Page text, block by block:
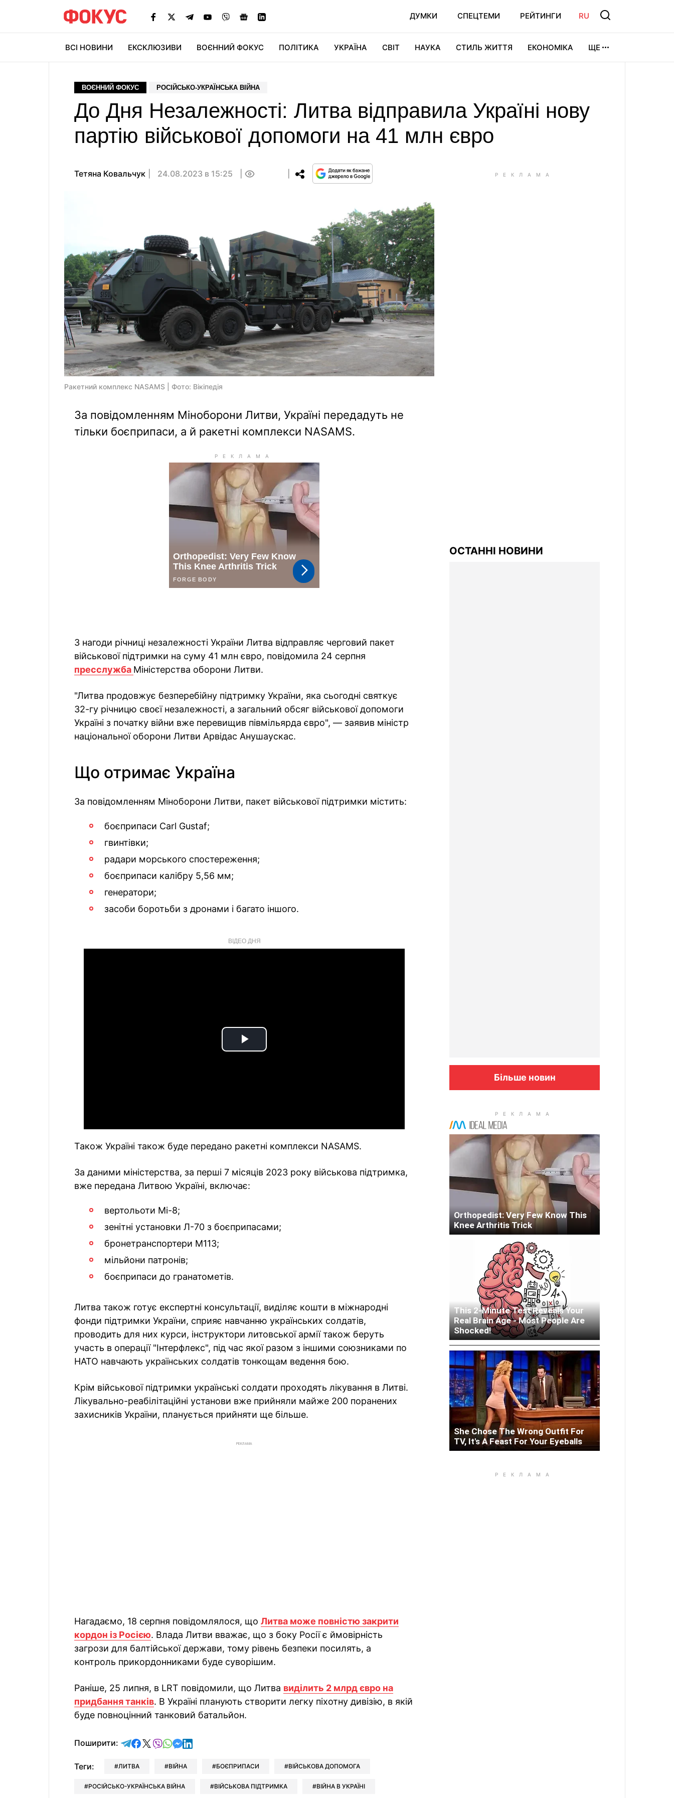
ДУМКИ СПЕЦТЕМИ РЕЙТИНГИ RU
ВСІ НОВИНИ ЕКСКЛЮЗИВИ ВОЄННИЙ ФОКУС ПОЛІТИКА УКРАЇНА СВІТ НАУКА СТИЛЬ ЖИТТЯ ЕКОНОМІКА ЩЕ
ВОЄННИЙ ФОКУС РОСІЙСЬКО-УКРАЇНСЬКА ВІЙНА
До Дня Незалежності: Литва відправила Україні нову
партію військової допомоги на 41 млн євро
Тетяна Ковальчук 24.08.2023 в 15:25
Ракетний комплекс NASAMS | Фото: Вiкiпедiя
За повідомленням Міноборони Литви, Україні передадуть не
тільки боєприпаси, а й ракетні комплекси NASAMS.
З нагоди річниці незалежності України Литва відправляє черговий пакет
військової підтримки на суму 41 млн євро, повідомила 24 серпня
пресслужба Міністерства оборони Литви.
"Литва продовжує безперебійну підтримку України, яка сьогодні святкує
32-гу річницю своєї незалежності, а загальний обсяг військової допомоги
Україні з початку війни вже перевищив півмільярда євро", — заявив міністр
національної оборони Литви Арвідас Анушаускас.
Що отримає Україна
За повідомленням Міноборони Литви, пакет військової підтримки містить:
боєприпаси Carl Gustaf;
гвинтівки;
радари морського спостереження;
боєприпаси калібру 5,56 мм;
генератори;
засоби боротьби з дронами і багато іншого.
ВІДЕО ДНЯ
Play
Також Україні також буде передано ракетні комплекси NASAMS.
За даними міністерства, за перші 7 місяців 2023 року військова підтримка,
вже передана Литвою Україні, включає:
вертольоти Мі-8;
зенітні установки Л-70 з боєприпасами;
бронетранспортери М113;
мільйони патронів;
боєприпаси до гранатометів.
Литва також готує експертні консультації, виділяє кошти в міжнародні
фонди підтримки України, сприяє навчанню українських солдатів,
проводить для них курси, інструктори литовської армії також беруть
участь в операції "Інтерфлекс", під час якої разом з іншими союзниками по
НАТО навчають українських солдатів тонкощам ведення бою.
Крім військової підтримки українські солдати проходять лікування в Литві.
Лікувально-реабілітаційні установи вже прийняли майже 200 поранених
захисників України, планується прийняти ще більше.
РЕКЛАМА
Нагадаємо, 18 серпня повідомлялося, що Литва може повністю закрити
кордон із Росією. Влада Литви вважає, що з боку Росії є ймовірність
загрози для балтійської держави, тому рівень безпеки посилять, а
контроль прикордонниками буде суворішим.
Раніше, 25 липня, в LRT повідомили, що Литва виділить 2 млрд євро на
придбання танків. В Україні планують створити легку піхотну дивізію, в якій
буде повноцінний танковий батальйон.
Поширити: відправити у Telegram
поділитись у Facebook
поділитись у X
відправити у Viber
відправити у Whatsapp
відправити у Messenger
відправити у LinkedIn
Теги: ЛИТВА ВІЙНА БОЄПРИПАСИ ВІЙСЬКОВА ДОПОМОГА
РОСІЙСЬКО-УКРАЇНСЬКА ВІЙНА ВІЙСЬКОВА ПІДТРИМКА ВІЙНА В УКРАЇНІ
ОСТАННІ НОВИНИ
Більше новин
Orthopedist: Very Few Know This
Knee Arthritis Trick
This 2-Minute Test Reveals Your
Real Brain Age - Most People Are
Shocked!
Woman Lives In Garage - Don't
Judge Until You Peek Inside
She Chose The Wrong Outfit For
TV, It's A Feast For Your Eyeballs